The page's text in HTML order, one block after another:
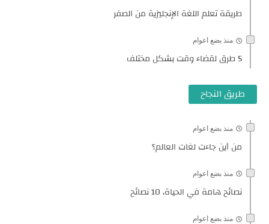
طريقة تعلم اللغة الإنجليزية من الصفر
منذ بضع اعوام
5 طرق لقضاء وقت بشكل مختلف
طريق النجاح
منذ بضع اعوام
من أين جاءت لغات العالم؟
منذ بضع اعوام
نصائح هامة في الحياة، 10 نصائح
منذ بضع اعوام